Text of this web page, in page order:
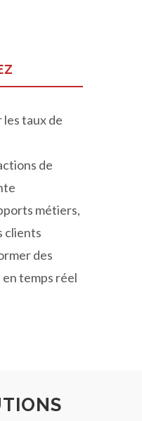
taux de
de
métiers,
clients
des
temps réel